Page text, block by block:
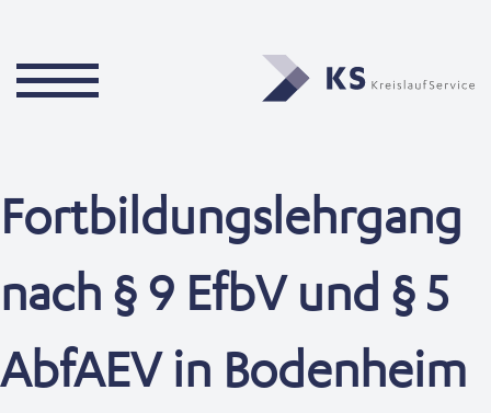
Fortbildungslehrgang
nach § 9 EfbV und § 5
AbfAEV in Bodenheim